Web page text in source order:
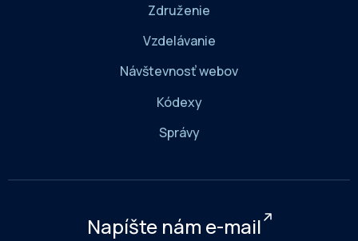
Združenie
Vzdelávanie
Návštevnosť webov
Kódexy
Správy
Napíšte nám e-mail